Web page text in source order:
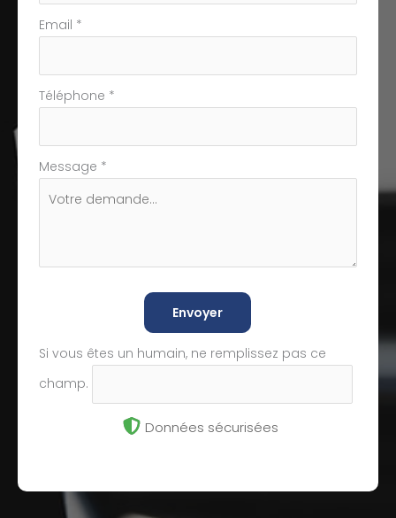
Email *
Téléphone *
Message *
Envoyer
Si vous êtes un humain, ne remplissez pas ce
champ.
Données sécurisées